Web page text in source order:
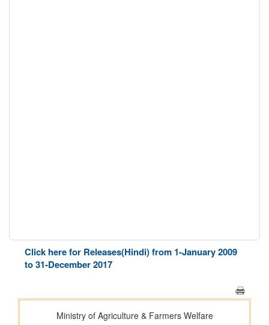
Click here for Releases(Hindi) from 1-January 2009
to 31-December 2017